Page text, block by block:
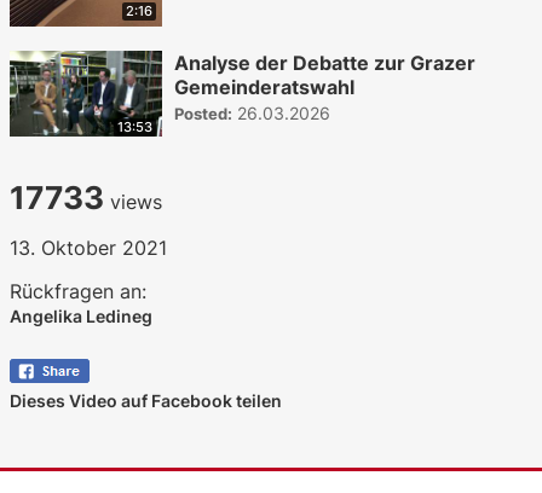
2:16
13:53
Analyse der Debatte zur Grazer
Gemeinderatswahl
Posted: 26.03.2026
17733 views
13. Oktober 2021
Rückfragen an:
Angelika Ledineg
Dieses Video auf Facebook teilen